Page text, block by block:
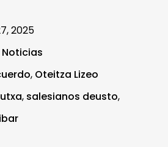
2025
Noticias
, Oteitza Lizeo
, salesianos deusto,